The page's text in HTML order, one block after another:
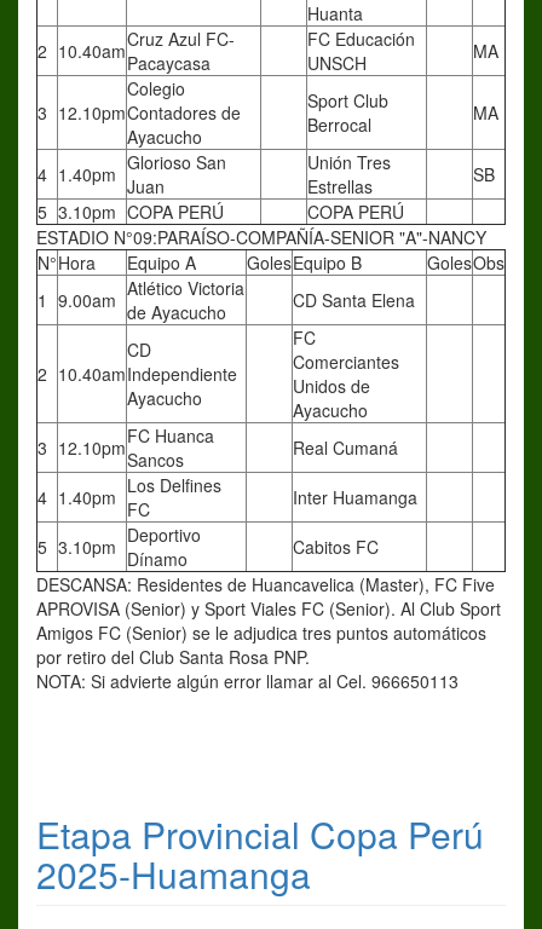
Huanta
2 10.40amCruz Azul FC-
Pacaycasa
FC Educación
UNSCH
MA
3 12.10pm
Colegio
Contadores de
Ayacucho
Sport Club
Berrocal
MA
4 1.40pm Glorioso San
Juan
Unión Tres
Estrellas
SB
5 3.10pm COPA PERÚ
COPA PERÚ
ESTADIO N°09:PARAÍSO-COMPAÑÍA-SENIOR "A"-NANCY
N°Hora Equipo A GolesEquipo B GolesObs
1 9.00am Atlético Victoria
de Ayacucho
CD Santa Elena
2 10.40am
CD
Independiente
Ayacucho
FC
Comerciantes
Unidos de
Ayacucho
3 12.10pmFC Huanca
Sancos
Real Cumaná
4 1.40pm Los Delfines
FC
Inter Huamanga
5 3.10pm Deportivo
Dínamo
Cabitos FC
DESCANSA: Residentes de Huancavelica (Master), FC Five
APROVISA (Senior) y Sport Viales FC (Senior). Al Club Sport
Amigos FC (Senior) se le adjudica tres puntos automáticos
por retiro del Club Santa Rosa PNP.
NOTA: Si advierte algún error llamar al Cel. 966650113
Etapa Provincial Copa Perú
2025-Huamanga